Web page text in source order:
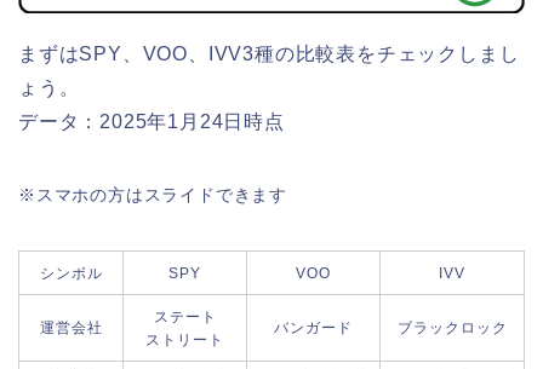
まずはSPY、VOO、IVV3種の比較表をチェックしまし
ょう。
データ：2025年1月24日時点
※スマホの方はスライドできます
シンボル SPY VOO IVV
運営会社
ステート
ストリート
バンガード ブラックロック